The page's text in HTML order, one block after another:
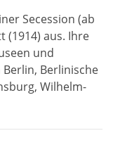
Secession (ab
(1914) aus. Ihre
und
Berlinische
Wilhelm-